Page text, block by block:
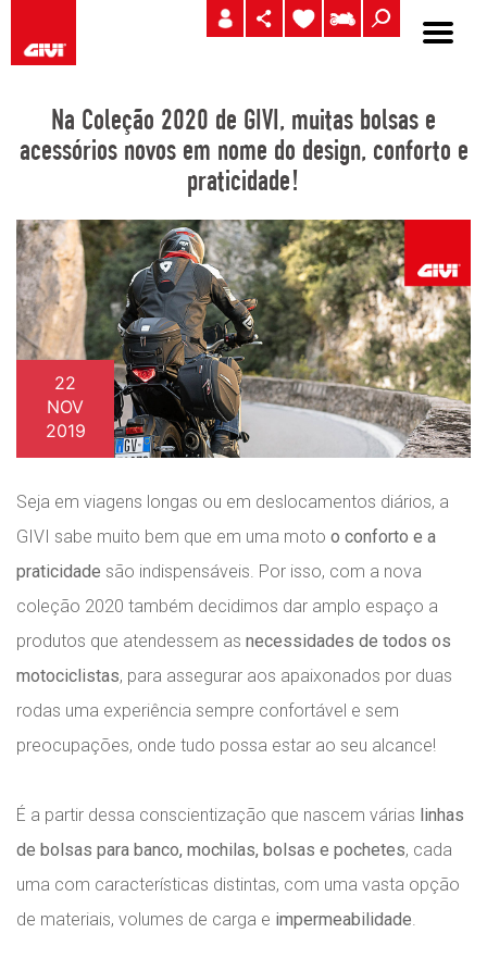
Na Coleção 2020 de GIVI, muitas bolsas e
acessórios novos em nome do design, conforto e
praticidade!
22
NOV
2019
Seja em viagens longas ou em deslocamentos diários, a
GIVI sabe muito bem que em uma moto o conforto e a
praticidade são indispensáveis. Por isso, com a nova
coleção 2020 também decidimos dar amplo espaço a
produtos que atendessem as necessidades de todos os
motociclistas, para assegurar aos apaixonados por duas
rodas uma experiência sempre confortável e sem
preocupações, onde tudo possa estar ao seu alcance!
É a partir dessa conscientização que nascem várias linhas
de bolsas para banco, mochilas, bolsas e pochetes, cada
uma com características distintas, com uma vasta opção
de materiais, volumes de carga e impermeabilidade